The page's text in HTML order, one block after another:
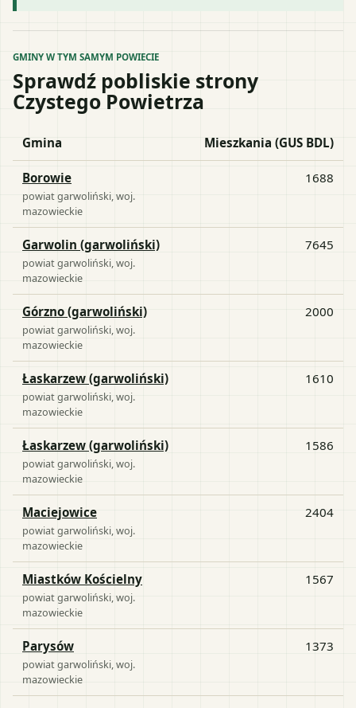
GMINY W TYM SAMYM POWIECIE
Sprawdź pobliskie strony
Czystego Powietrza
Gmina Mieszkania (GUS BDL)
Borowie
powiatgarwoliński , woj.
mazowieckie
1688
Garwolin (garwoliński)
powiatgarwoliński , woj.
mazowieckie
7645
Górzno (garwoliński)
powiatgarwoliński , woj.
mazowieckie
2000
Łaskarzew (garwoliński)
powiatgarwoliński , woj.
mazowieckie
1610
Łaskarzew (garwoliński)
powiatgarwoliński , woj.
mazowieckie
1586
Maciejowice
powiatgarwoliński , woj.
mazowieckie
2404
Miastków Kościelny
powiatgarwoliński , woj.
mazowieckie
1567
Parysów
powiatgarwoliński , woj.
mazowieckie
1373